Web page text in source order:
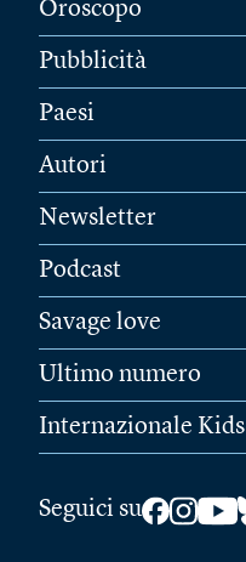
Oroscopo
Pubblicità
Paesi
Autori
Newsletter
Podcast
Savage love
Ultimo numero
Internazionale Kids
Seguici su